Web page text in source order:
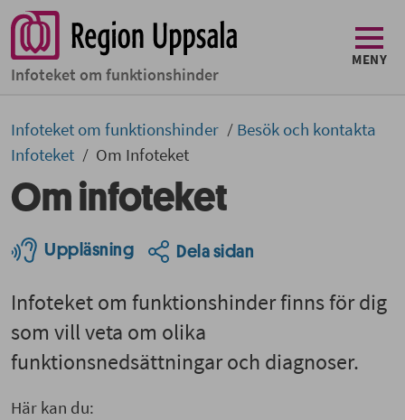
Infoteket om funktionshinder
MENY
Infoteket om funktionshinder
Besök och kontakta
Infoteket
Om Infoteket
Om infoteket
Uppläsning Dela sidan
Infoteket om funktionshinder finns för dig
som vill veta om olika
funktionsnedsättningar och diagnoser.
Här kan du: